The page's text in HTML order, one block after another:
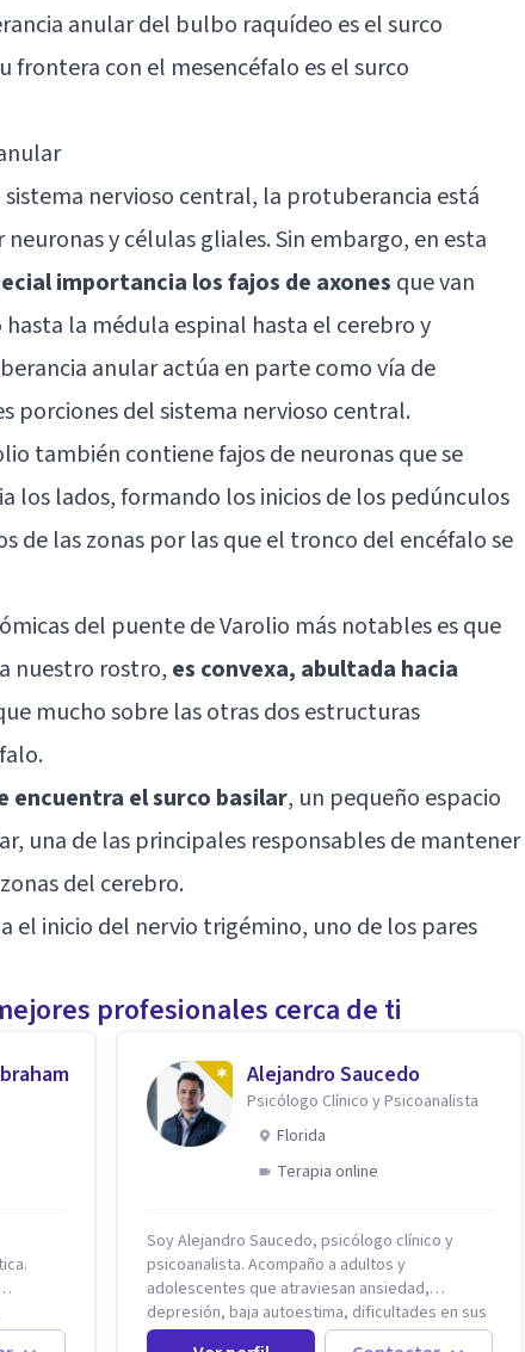
anular del bulbo raquídeo es el surco
frontera con el mesencéfalo es el surco
nervioso central, la protuberancia está
ycélulas gliales. Sin embargo, en esta
importancia los fajos de axones que van
la médula espinal hasta el cerebro y
anular actúa en parte como vía de
porciones del sistema nervioso central.
también contiene fajos de neuronas que se
los lados, formando los inicios de los pedúnculos
de las zonas por las que el tronco del encéfalo se
del puente de Varolio más notables es que
nuestro rostro, es convexa, abultada hacia
mucho sobre las otras dos estructuras
encuentra el surco basilar, un pequeño espacio
una de las principales responsables de mantener
del cerebro.
el inicio del nervio trigémino, uno de los pares
profesionales cerca de ti
Alejandro Saucedo
Psicólogo Clínico y Psicoanalista
Florida
Terapia online
Soy Alejandro Saucedo, psicólogo clínico y
psicoanalista. Acompaño a adultos y
adolescentes que atraviesan ansiedad,
depresión, baja autoestima, dificultades en sus
relaciones, terapia de pareja y crisis vitales, a